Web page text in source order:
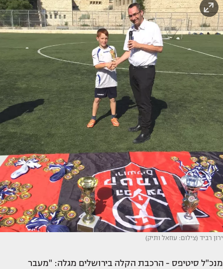
ירון רביד (צילום: עוזאל ותיק)
מנכ"ל סיטיפס - הרכבת הקלה בירושלים מגלה: "מעבר